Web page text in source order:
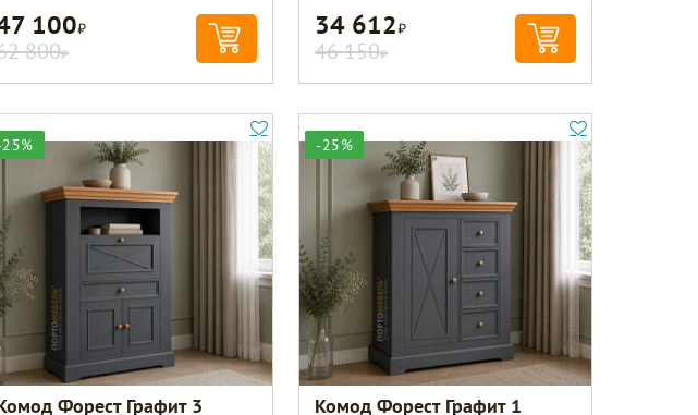
100Р
800Р
34 612Р
46 150Р
Форест Графит 3
-25%
Комод Форест Графит 1